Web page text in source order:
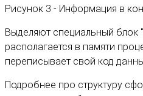
Рисунок 3 - Информация в
Выделяют специальный блок
располагается в памяти
переписывает свой код
Подробнее про структуру